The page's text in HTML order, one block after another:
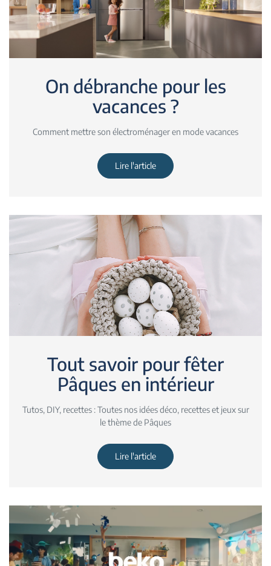
On débranche pour les
vacances ?
Comment mettre son électroménager en mode vacances
Lire l'article
Tout savoir pour fêter
Pâques en intérieur
Tutos, DIY, recettes : Toutes nos idées déco, recettes et jeux sur
le thème de Pâques
Lire l'article